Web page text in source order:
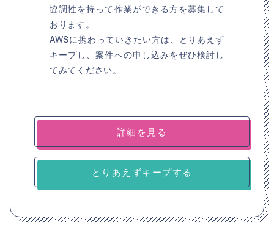
協調性を持って作業ができる方を募集して
おります。
AWSに携わっていきたい方は、とりあえず
キープし、案件への申し込みをぜひ検討し
てみてください。
詳細を見る
とりあえずキープする